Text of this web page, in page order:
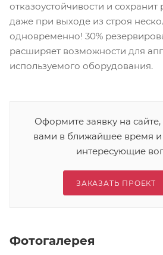
отказоустойчивости и сохранит
даже при выходе из строя
одновременно! 30%
расширяет возможности для
используемого оборудования.
Оформите заявку на
вами в ближайшее время и
интересующие
ЗАКАЗАТЬ ПРОЕКТ
Фотогалерея